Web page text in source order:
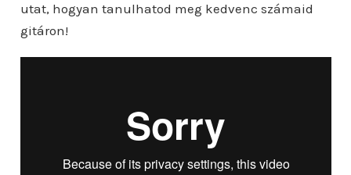
utat, hogyan tanulhatod meg kedvenc számaid
gitáron!